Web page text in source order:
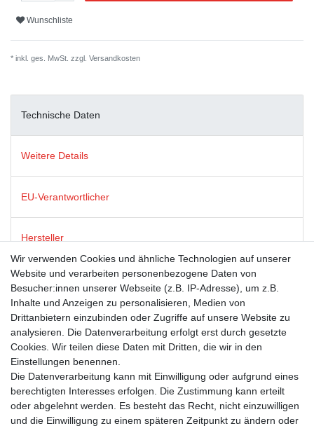
Wunschliste
* inkl. ges. MwSt. zzgl. Versandkosten
Technische Daten
Weitere Details
EU-Verantwortlicher
Hersteller
Dies ist ein Produkt der Firma modern times, die für ein breites
(und oft schelmisches) Grinsen an tausenden Postkarten-
Ständern in Deutschland, Österreich und der Schweiz sorgt.
Neben humorvollen Postkarten steht ebenso für Post- und
Grußkarten mit renommierten Lizenzthemen wie GEO,
Sandmann und die Sendung mit der Maus. Das Sortiment runden
ausgesuchte, witzige Geschenkartikel ab.
Wir verwenden Cookies und ähnliche Technologien auf unserer
Website und verarbeiten personenbezogene Daten von
Besucher:innen unserer Webseite (z.B. IP-Adresse), um z.B.
Inhalte und Anzeigen zu personalisieren, Medien von
Drittanbietern einzubinden oder Zugriffe auf unsere Website zu
analysieren. Die Datenverarbeitung erfolgt erst durch gesetzte
Cookies. Wir teilen diese Daten mit Dritten, die wir in den
Einstellungen benennen.
Die Datenverarbeitung kann mit Einwilligung oder aufgrund eines
berechtigten Interesses erfolgen. Die Zustimmung kann erteilt
oder abgelehnt werden. Es besteht das Recht, nicht einzuwilligen
und die Einwilligung zu einem späteren Zeitpunkt zu ändern oder